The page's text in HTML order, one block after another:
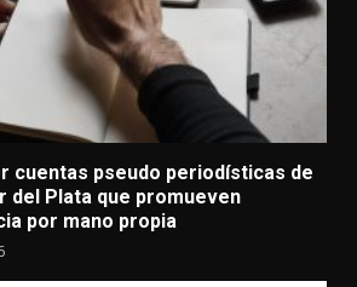
cuentas pseudo periodísticas de
del Plata que promueven
por mano propia